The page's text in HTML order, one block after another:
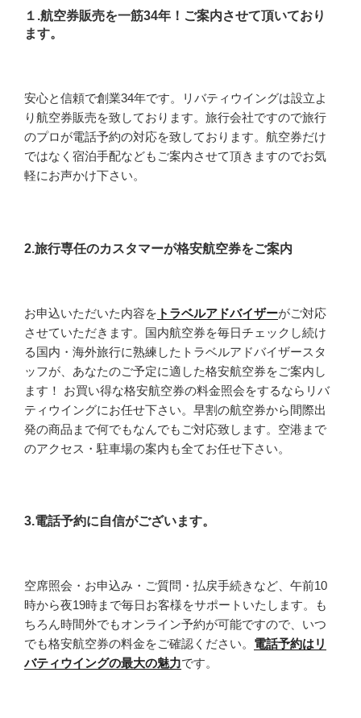
１.航空券販売を一筋34年！ご案内させて頂いており
ます。
安心と信頼で創業34年です。リバティウイングは設立よ
り航空券販売を致しております。旅行会社ですので旅行
のプロが電話予約の対応を致しております。航空券だけ
ではなく宿泊手配などもご案内させて頂きますのでお気
軽にお声かけ下さい。
2.旅行専任のカスタマーが格安航空券をご案内
お申込いただいた内容を トラベルアドバイザーがご対応
させていただきます。国内航空券を毎日チェックし続け
る国内・海外旅行に熟練したトラベルアドバイザースタ
ッフが、あなたのご予定に適した格安航空券をご案内し
ます！ お買い得な格安航空券の料金照会をするならリバ
ティウイングにお任せ下さい。早割の航空券から間際出
発の商品まで何でもなんでもご対応致します。空港まで
のアクセス・駐車場の案内も全てお任せ下さい。
3.電話予約に自信がございます。
空席照会・お申込み・ご質問・払戻手続きなど、午前10
時から夜19時まで毎日お客様をサポートいたします。も
ちろん時間外でもオンライン予約が可能ですので、いつ
でも格安航空券の料金をご確認ください。 電話予約はリ
バティウイングの最大の魅力です。